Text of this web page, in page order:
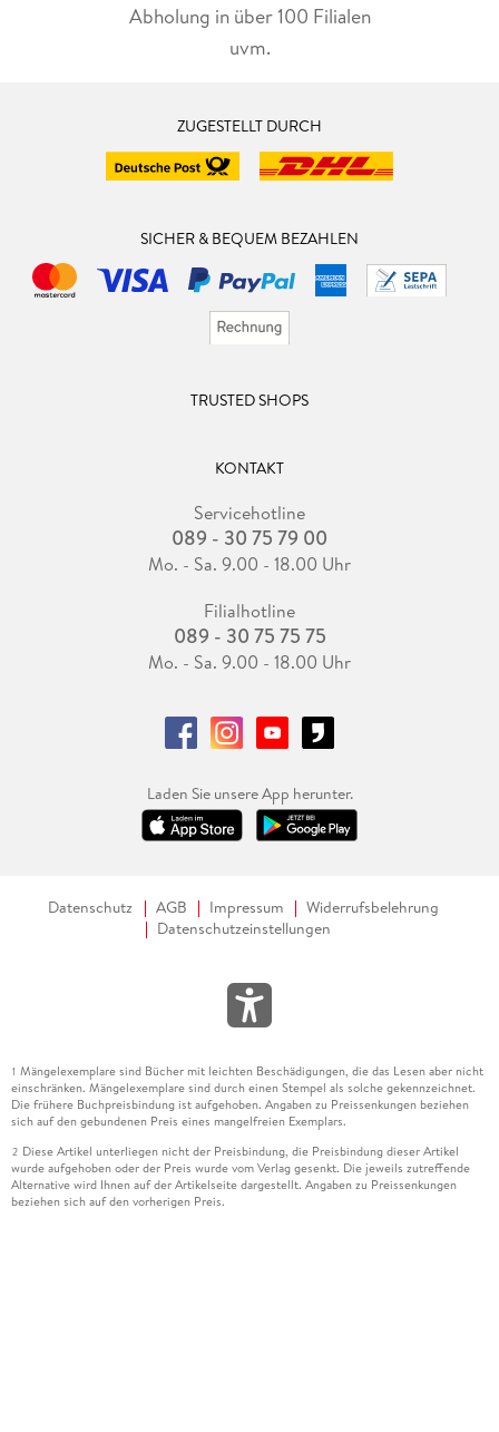
Abholung in über 100 Filialen
uvm.
ZUGESTELLT DURCH
SICHER & BEQUEM BEZAHLEN
TRUSTED SHOPS
KONTAKT
Servicehotline
089 - 30 75 79 00
Mo. - Sa. 9.00 - 18.00 Uhr
Filialhotline
089 - 30 75 75 75
Mo. - Sa. 9.00 - 18.00 Uhr
Laden Sie unsere App herunter.
Datenschutz AGB Impressum
Widerrufsbelehrung
Datenschutzeinstellungen
1 Mängelexemplare sind Bücher mit leichten Beschädigungen, die das Lesen aber nicht
einschränken. Mängelexemplare sind durch einen Stempel als solche gekennzeichnet.
Die frühere Buchpreisbindung ist aufgehoben. Angaben zu Preissenkungen beziehen
sich auf den gebundenen Preis eines mangelfreien Exemplars.
2 Diese Artikel unterliegen nicht der Preisbindung, die Preisbindung dieser Artikel
wurde aufgehoben oder der Preis wurde vom Verlag gesenkt. Die jeweils zutreffende
Alternative wird Ihnen auf der Artikelseite dargestellt. Angaben zu Preissenkungen
beziehen sich auf den vorherigen Preis.